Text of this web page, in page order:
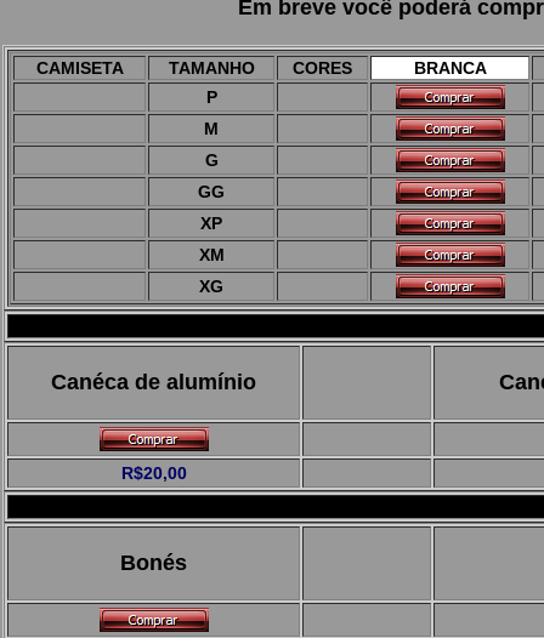
Em breve você poderá
CAMISETA TAMANHO CORES
BRANCA
P
M
G
GG
XP
XM
XG
Canéca de alumínio
R$20,00
Bonés